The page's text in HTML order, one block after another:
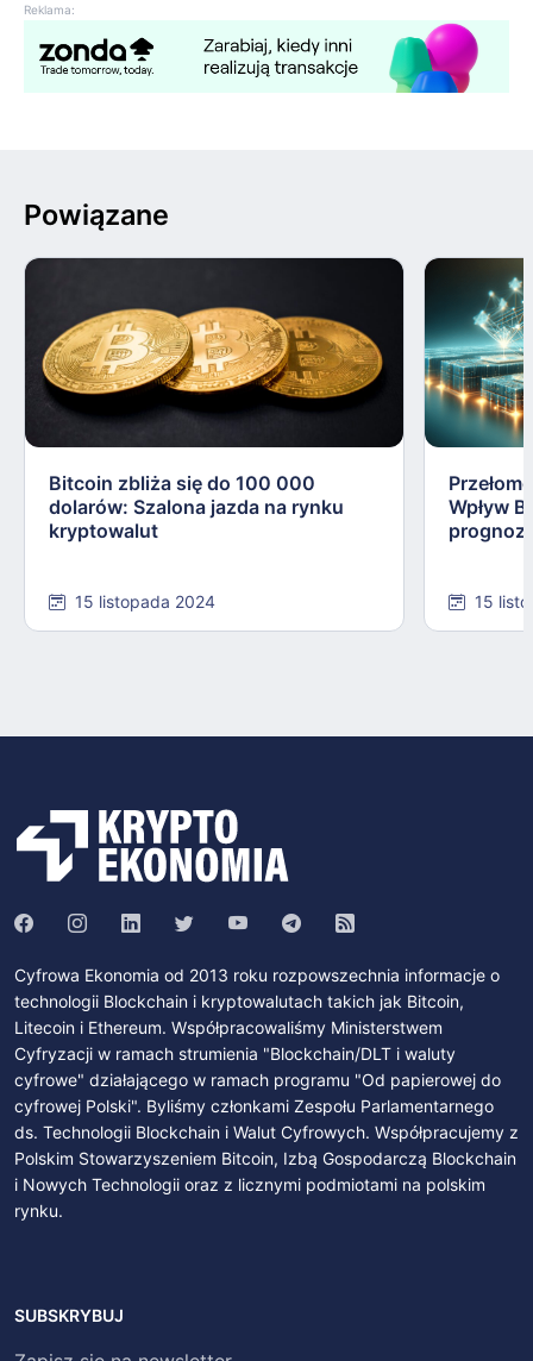
Reklama:
Powiązane
Bitcoin zbliża się do 100 000
dolarów: Szalona jazda na rynku
kryptowalut
15 listopada 2024
Wpływ
15
Cyfrowa Ekonomia od 2013 roku rozpowszechnia informacje o
technologii Blockchain i kryptowalutach takich jak Bitcoin,
Litecoin i Ethereum. Współpracowaliśmy Ministerstwem
Cyfryzacji w ramach strumienia "Blockchain/DLT i waluty
cyfrowe" działającego w ramach programu "Od papierowej do
cyfrowej Polski". Byliśmy członkami Zespołu Parlamentarnego
ds. Technologii Blockchain i Walut Cyfrowych. Współpracujemy z
Polskim Stowarzyszeniem Bitcoin, Izbą Gospodarczą Blockchain
i Nowych Technologii oraz z licznymi podmiotami na polskim
rynku.
SUBSKRYBUJ